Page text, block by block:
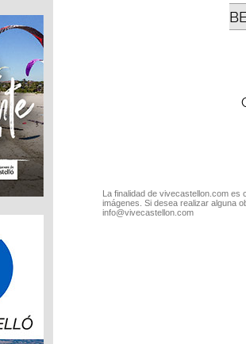
La finalidad de vivecastellon.com
imágenes. Si desea realizar alguna
info@vivecastellon.com